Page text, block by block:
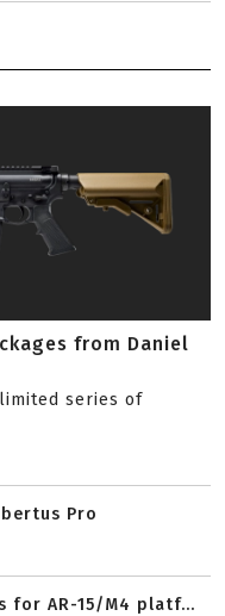
from Daniel
series of
Pro
for AR-15/M4 platf...